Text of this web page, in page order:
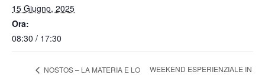
15 Giugno, 2025
Ora:
08:30 / 17:30
NOSTOS – LA MATERIA E LO
WEEKEND ESPERIENZIALE IN